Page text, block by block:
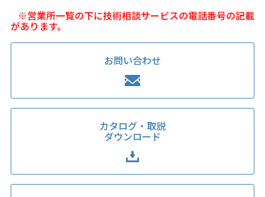
※営業所一覧の下に技術相談サービスの電話番号の記載
があります。
お問い合わせ
カタログ・取説
ダウンロード